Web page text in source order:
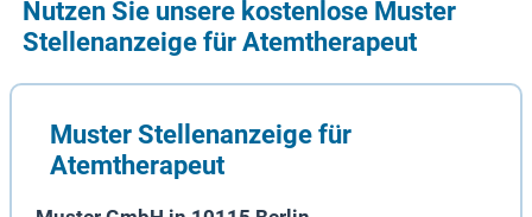
Nutzen Sie unsere kostenlose Muster
Stellenanzeige für Atemtherapeut
Muster Stellenanzeige für
Atemtherapeut